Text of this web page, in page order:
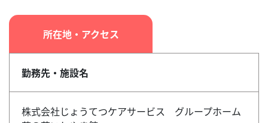
所在地・アクセス
勤務先・施設名
株式会社じょうてつケアサービス グループホーム